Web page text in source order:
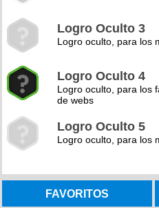
Logro Oculto 3
Logro oculto, para los
Logro Oculto 4
Logro oculto, para los
de webs
Logro Oculto 5
Logro oculto, para los
FAVORITOS